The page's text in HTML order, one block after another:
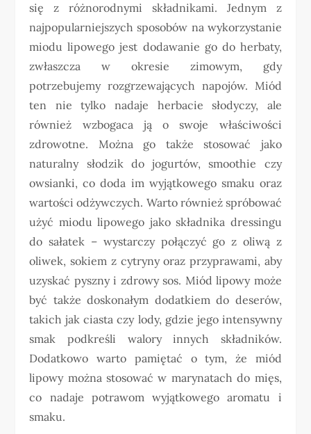
się z różnorodnymi składnikami. Jednym z
najpopularniejszych sposobów na wykorzystanie
miodu lipowego jest dodawanie go do herbaty,
zwłaszcza w okresie zimowym, gdy
potrzebujemy rozgrzewających napojów. Miód
ten nie tylko nadaje herbacie słodyczy, ale
również wzbogaca ją o swoje właściwości
zdrowotne. Można go także stosować jako
naturalny słodzik do jogurtów, smoothie czy
owsianki, co doda im wyjątkowego smaku oraz
wartości odżywczych. Warto również spróbować
użyć miodu lipowego jako składnika dressingu
do sałatek – wystarczy połączyć go z oliwą z
oliwek, sokiem z cytryny oraz przyprawami, aby
uzyskać pyszny i zdrowy sos. Miód lipowy może
być także doskonałym dodatkiem do deserów,
takich jak ciasta czy lody, gdzie jego intensywny
smak podkreśli walory innych składników.
Dodatkowo warto pamiętać o tym, że miód
lipowy można stosować w marynatach do mięs,
co nadaje potrawom wyjątkowego aromatu i
smaku.